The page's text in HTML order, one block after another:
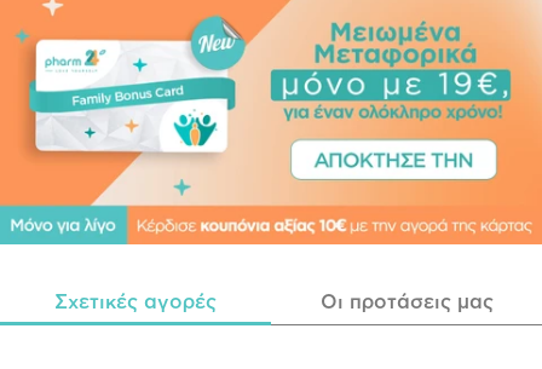
Σχετικές αγορές Οι προτάσεις μας